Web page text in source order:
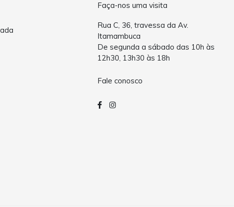
Faça-nos uma visita
Rua C, 36, travessa da Av.
Itamambuca
De segunda a sábado das 10h às
12h30, 13h30 às 18h
Fale conosco